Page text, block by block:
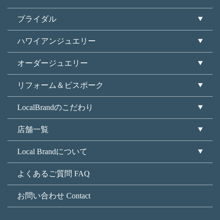
ブライダル
ハワイアンジュエリー
オーダージュエリー
リフォーム＆ビスポーク
LocalBrandのこだわり
店舗一覧
Local Brandについて
よくあるご質問 FAQ
お問い合わせ Contact